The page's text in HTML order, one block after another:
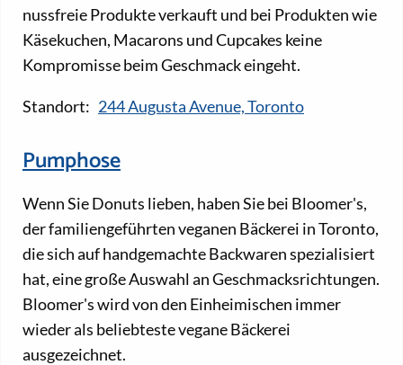
nussfreie Produkte verkauft und bei Produkten wie
Käsekuchen, Macarons und Cupcakes keine
Kompromisse beim Geschmack eingeht.
Standort: 244 Augusta Avenue, Toronto
Pumphose
Wenn Sie Donuts lieben, haben Sie bei Bloomer's,
der familiengeführten veganen Bäckerei in Toronto,
die sich auf handgemachte Backwaren spezialisiert
hat, eine große Auswahl an Geschmacksrichtungen.
Bloomer's wird von den Einheimischen immer
wieder als beliebteste vegane Bäckerei
ausgezeichnet.